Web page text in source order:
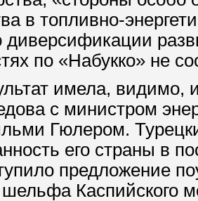
в топливно-
диверсификации
по «Набукко» не
имела, видимо,
с министром
Гюлером.
его страны в
предложение
шельфа Каспийского